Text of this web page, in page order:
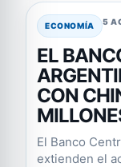
ECONOMÍA 5
EL
CON
El Banco
extienden el